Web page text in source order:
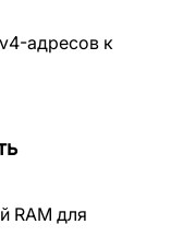
адресов к
RAM для